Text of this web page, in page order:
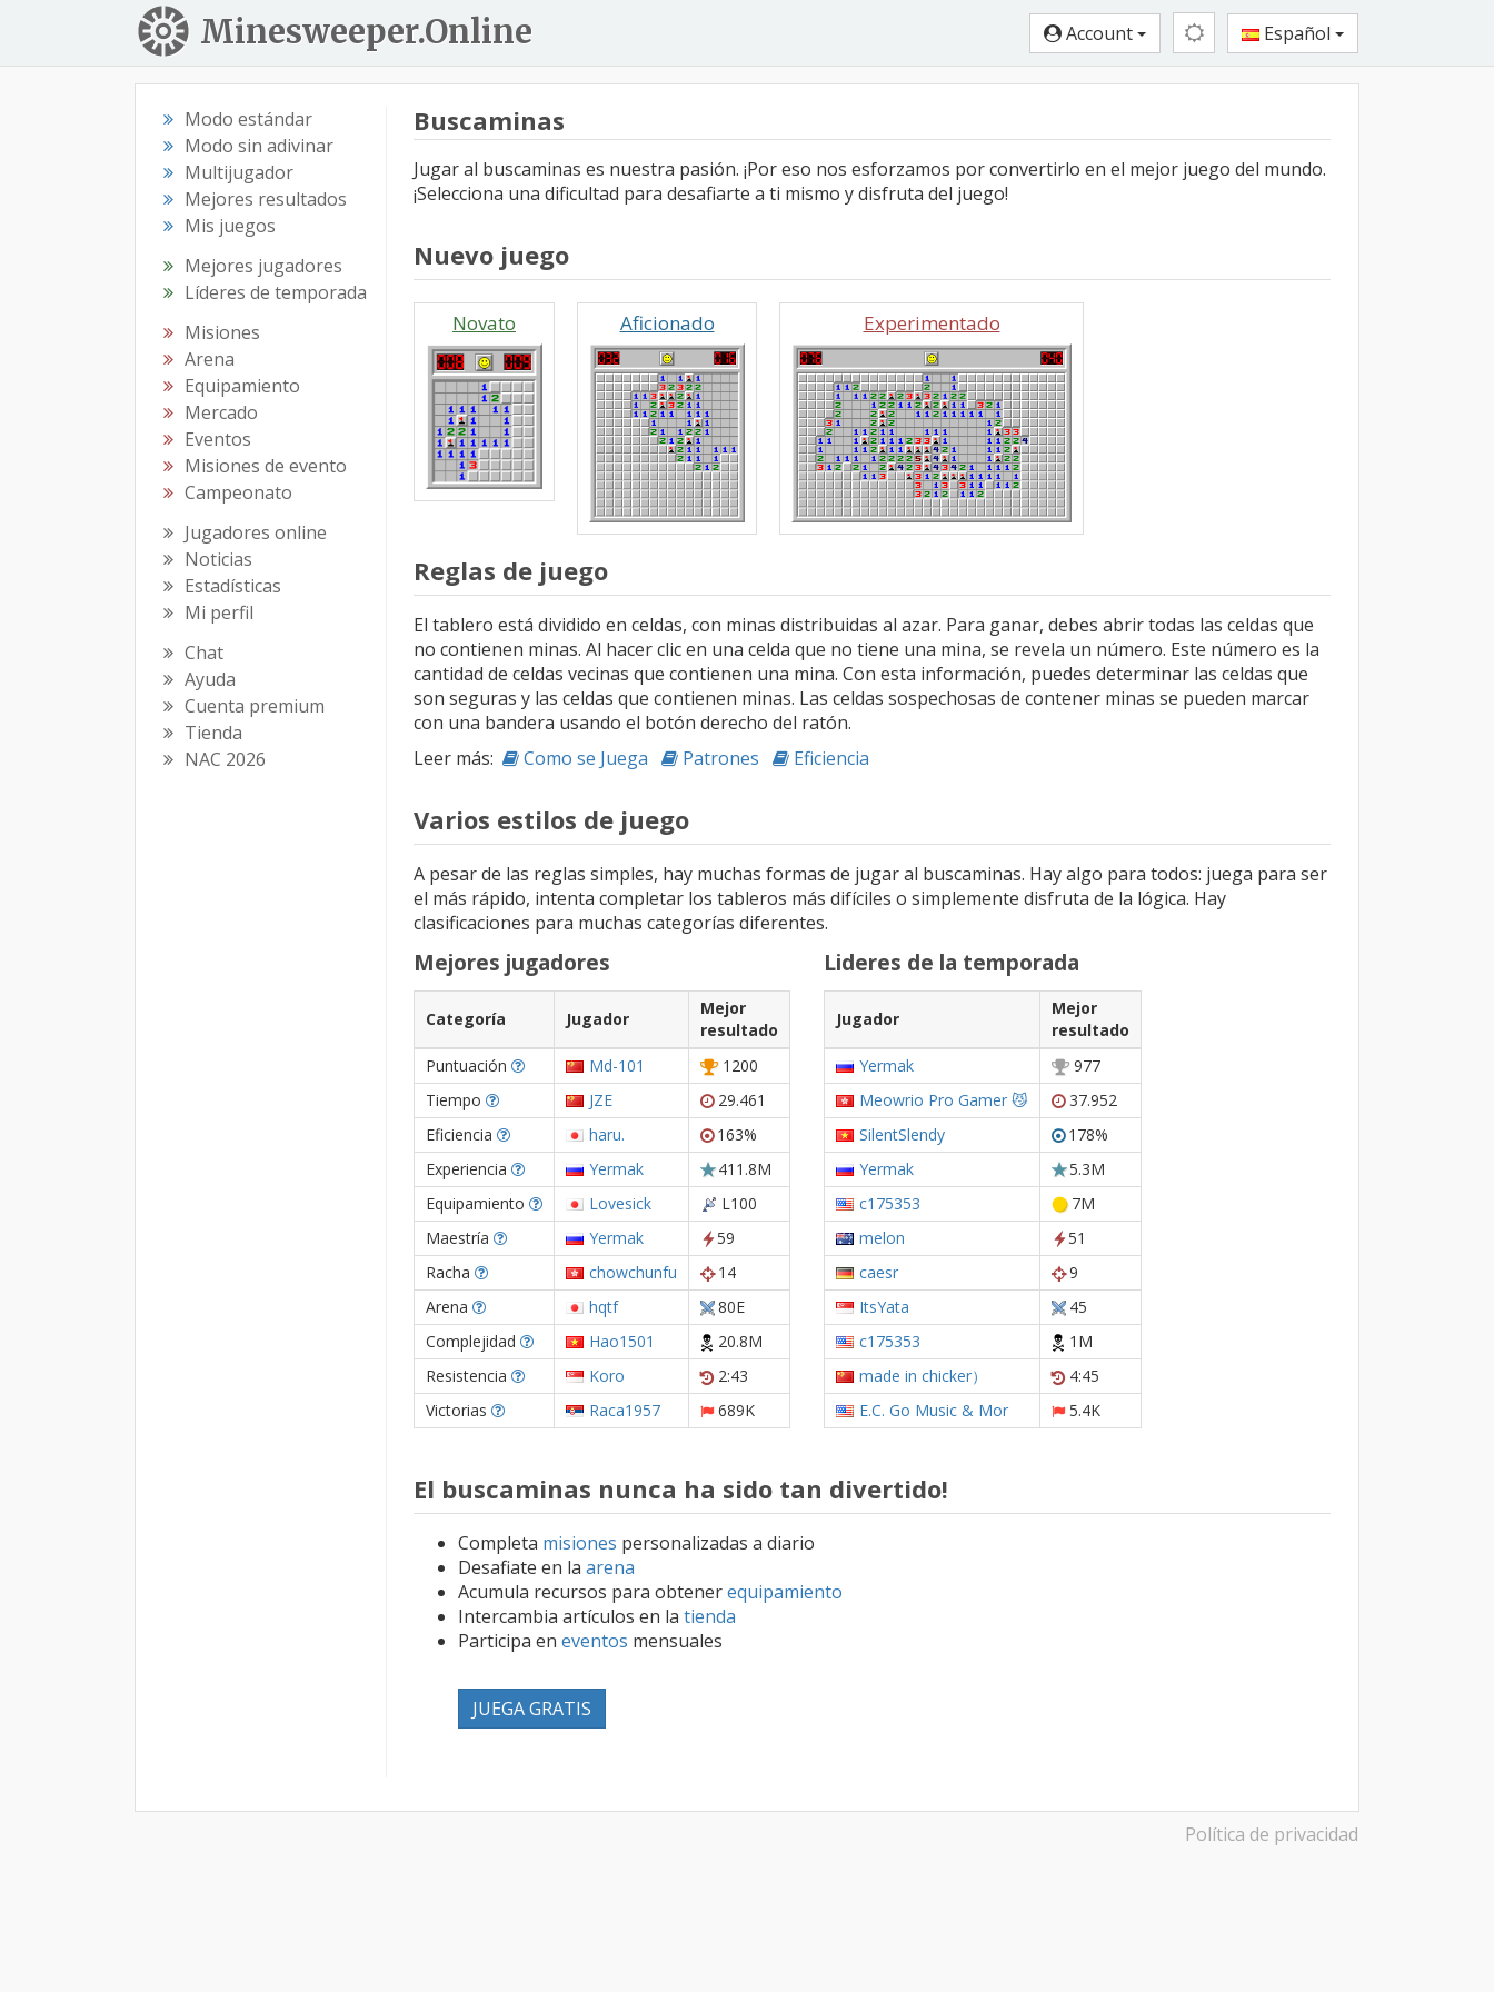
Minesweeper.Online Account Español
Modo estándar
Modo sin adivinar
Multijugador
Mejores resultados
Mis juegos
Mejores jugadores
Líderes de temporada
Misiones
Arena
Equipamiento
Mercado
Eventos
Misiones de evento
Campeonato
Jugadores online
Noticias
Estadísticas
Mi perfil
Chat
Ayuda
Cuenta premium
Tienda
NAC 2026
Buscaminas
Jugar al buscaminas es nuestra pasión. ¡Por eso nos esforzamos por convertirlo en el mejor juego del mundo.
¡Selecciona una dificultad para desafiarte a ti mismo y disfruta del juego!
Nuevo juego
Novato Aficionado Experimentado
Reglas de juego
El tablero está dividido en celdas, con minas distribuidas al azar. Para ganar, debes abrir todas las celdas que
no contienen minas. Al hacer clic en una celda que no tiene una mina, se revela un número. Este número es la
cantidad de celdas vecinas que contienen una mina. Con esta información, puedes determinar las celdas que
son seguras y las celdas que contienen minas. Las celdas sospechosas de contener minas se pueden marcar
con una bandera usando el botón derecho del ratón.
Leer más:
Como se Juega Patrones Eficiencia
Varios estilos de juego
A pesar de las reglas simples, hay muchas formas de jugar al buscaminas. Hay algo para todos: juega para ser
el más rápido, intenta completar los tableros más difíciles o simplemente disfruta de la lógica. Hay
clasificaciones para muchas categorías diferentes.
Mejores jugadores
Categoría Jugador
Mejor
resultado
Puntuación
Md-101
1200
Tiempo
JZE
29.461
Eficiencia
haru.
163%
Experiencia
Yermak
411.8M
Equipamiento
Lovesick
L100
Maestría
Yermak
59
Racha
chowchunfu
14
Arena
hqtf
80E
Complejidad
Hao1501
20.8M
Resistencia
Koro
2:43
Victorias
Raca1957 689K
Lideres de la temporada
Jugador
Mejor
resultado
Yermak
977
Meowrio Pro Gamer 😼
37.952
SilentSlendy
178%
Yermak
5.3M
c175353
7M
melon
51
caesr
9
ItsYata
45
c175353
1M
made in chicker）
4:45
E.C. Go Music & Mor
5.4K
El buscaminas nunca ha sido tan divertido!
Completa misiones personalizadas a diario
Desafiate en la arena
Acumula recursos para obtenerequipamiento
Intercambia artículos en la tienda
Participa en eventos mensuales
JUEGA GRATIS
Política de privacidad